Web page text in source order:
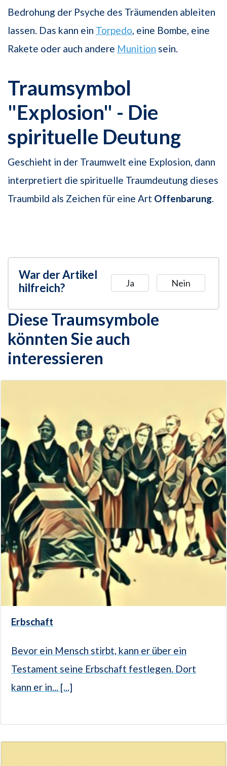
Bedrohung der Psyche des Träumenden ableiten
lassen. Das kann ein Torpedo , eine Bombe, eine
Rakete oder auch andere Munition sein.
Traumsymbol
"Explosion" - Die
spirituelle Deutung
Geschieht in der Traumwelt eine Explosion, dann
interpretiert die spirituelle Traumdeutung dieses
Traumbild als Zeichen für eine Art Offenbarung
War der Artikel
hilfreich?
Ja Nein
Diese Traumsymbole
könnten Sie auch
interessieren
Erbschaft
Bevor ein Mensch stirbt, kann er über ein
Testament seine Erbschaft festlegen. Dort
kann er in... [...]